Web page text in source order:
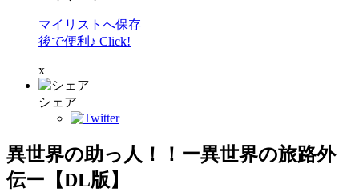
マイリストへ保存
後で便利♪ Click!
x
シェア
異世界の助っ人！！ー異世界の旅路外
伝ー【DL版】